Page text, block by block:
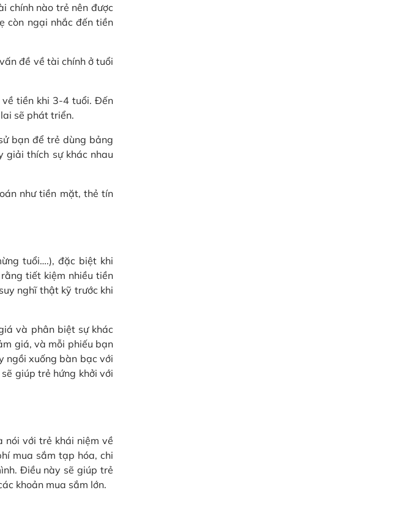
chính nào trẻ nên được
còn ngại nhắc đến tiền
đề về tài chính ở tuổi
tiền khi 3-4 tuổi. Đến
sẽ phát triển.
bạn để trẻ dùng bảng
giải thích sự khác nhau
như tiền mặt, thẻ tín
tuổi….), đặc biệt khi
tiết kiệm nhiều tiền
nghĩ thật kỹ trước khi
và phân biệt sự khác
giá, và mỗi phiếu bạn
ngồi xuống bàn bạc với
giúp trẻ hứng khởi với
nói với trẻ khái niệm về
mua sắm tạp hóa, chi
Điều này sẽ giúp trẻ
khoản mua sắm lớn.